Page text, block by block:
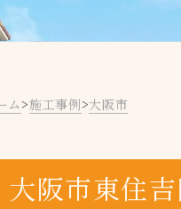
ム >施工事例>大阪市
大阪市東住